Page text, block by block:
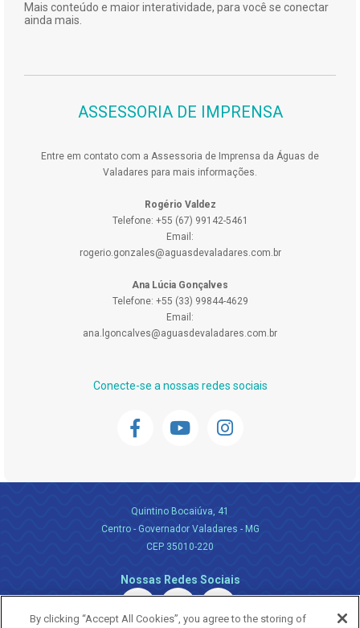
Mais conteúdo e maior interatividade, para você se conectar
ainda mais.
ASSESSORIA DE IMPRENSA
Entre em contato com a Assessoria de Imprensa da Águas de
Valadares para mais informações.
Rogério Valdez
Telefone: +55 (67) 99142-5461
Email:
rogerio.gonzales@aguasdevaladares.com.br
Ana Lúcia Gonçalves
Telefone: +55 (33) 99844-4629
Email:
ana.lgoncalves@aguasdevaladares.com.br
Conecte-se a nossas redes sociais
Quintino Bocaiúva, 41
Centro - Governador Valadares - MG
CEP 35010-220
Nossas Redes Sociais
By clicking “Accept All Cookies”, you agree to the storing of